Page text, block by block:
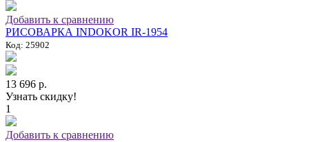
Добавить к сравнению
РИСОВАРКА INDOKOR IR-1954
Код: 25902
13 696 р.
Узнать скидку!
1
Добавить к сравнению